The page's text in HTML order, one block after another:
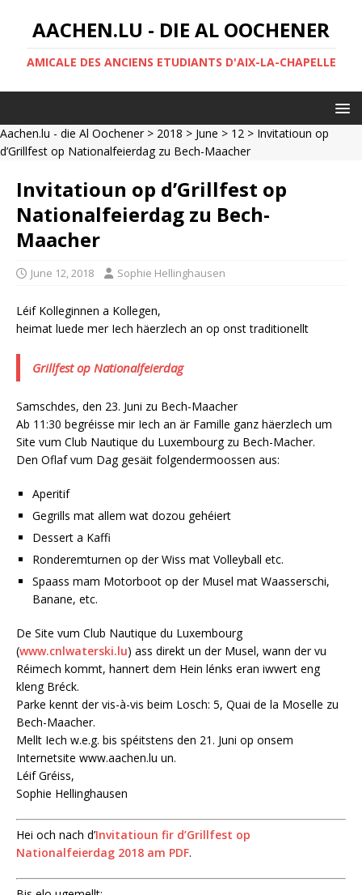
AACHEN.LU - DIE AL OOCHENER
AMICALE DES ANCIENS ETUDIANTS D'AIX-LA-CHAPELLE
Aachen.lu - die Al Oochener> 2018 > June > 12 > Invitatioun op
d’Grillfest op Nationalfeierdag zu Bech-Maacher
Invitatioun op d’Grillfest op
Nationalfeierdag zu Bech-
Maacher
June 12, 2018 Sophie Hellinghausen
Léif Kolleginnen a Kollegen,
heimat luede mer Iech häerzlech an op onst traditionellt
Grillfest op Nationalfeierdag
Samschdes, den 23. Juni zu Bech-Maacher
Ab 11:30 begréisse mir Iech an är Famille ganz häerzlech um
Site vum Club Nautique du Luxembourg zu Bech-Macher.
Den Oflaf vum Dag gesäit folgendermoossen aus:
Aperitif
Gegrills mat allem wat dozou gehéiert
Dessert a Kaffi
Ronderemturnen op der Wiss mat Volleyball etc.
Spaass mam Motorboot op der Musel mat Waasserschi,
Banane, etc.
De Site vum Club Nautique du Luxembourg
(www.cnlwaterski.lu) ass direkt un der Musel, wann der vu
Réimech kommt, hannert dem Hein lénks eran iwwert eng
kleng Bréck.
Parke kennt der vis-à-vis beim Losch: 5, Quai de la Moselle zu
Bech-Maacher.
Mellt Iech w.e.g. bis spéitstens den 21. Juni op onsem
Internetsite www.aachen.lu un.
Léif Gréiss,
Sophie Hellinghausen
Hei och nach d’Invitatioun fir d’Grillfest op
Nationalfeierdag 2018 am PDF.